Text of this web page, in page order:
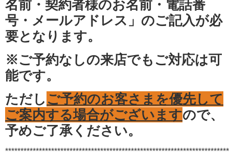
名前・契約者様のお名前・電話番
号・メールアドレス」のご記入が必
要となります。
※ご予約なしの来店でもご対応は可
能です。
ただし ご予約のお客さまを優先して
ご案内する場合がございますので、
予めご了承ください。